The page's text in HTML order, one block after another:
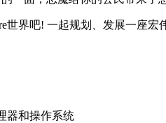
世界吧! 一起规划、发展一座
器和操作系统